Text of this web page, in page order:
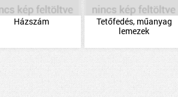
Házszám
Tetőfedés, műanyag
lemezek